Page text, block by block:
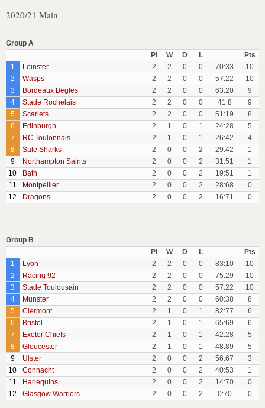
2020/21 Main
Group A
Pl
W D L
Pts
1
Leinster 2 2 0 0 70:33
10
2
Wasps 2 2 0 0 57:22
10
3
Bordeaux Begles 2 2 0 0 63:20
9
4
Stade Rochelais 2 2 0 0 41:8
9
5
Scarlets 2 2 0 0 51:19
8
6
Edinburgh 2 1 0 1 24:28
5
7
RC Toulonnais 2 1 0 1 26:42
4
8
Sale Sharks 2 0 0 2 29:42
1
9
Northampton Saints 2 0 0 2 31:51
1
10
Bath 2 0 0 2 19:51
1
11
Montpellier 2 0 0 2 28:68
0
12
Dragons 2 0 0 2 16:71 0
Group B
Pl
W D L
Pts
1
Lyon 2 2 0 0 83:10
10
2
Racing 92 2 2 0 0 75:29
10
3
Stade Toulousain 2 2 0 0 57:22
10
4
Munster 2 2 0 0 60:38
8
5
Clermont 2 1 0 1 82:77
6
6
Bristol 2 1 0 1 65:69
6
7
Exeter Chiefs 2 1 0 1 42:28
5
8
Gloucester 2 1 0 1 48:89
5
9
Ulster 2 0 0 2 56:67
3
10
Connacht 2 0 0 2 40:53
1
11
Harlequins 2 0 0 2 14:70
0
12
Glasgow Warriors 2 0 0 2 0:70 0